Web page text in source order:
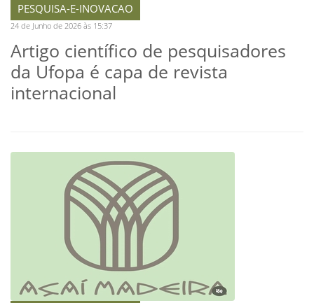
PESQUISA-E-INOVACAO
24 de Junho de 2026 às 15:37
Artigo científico de pesquisadores
da Ufopa é capa de revista
internacional